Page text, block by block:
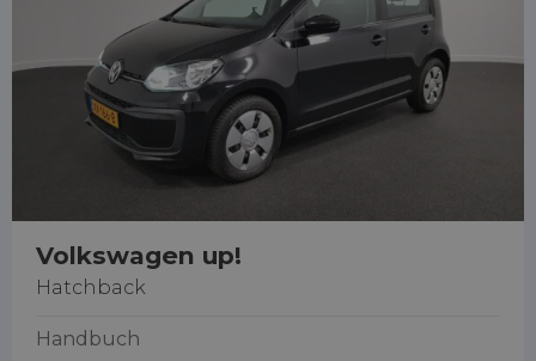
Volkswagen up!
Hatchback
Handbuch